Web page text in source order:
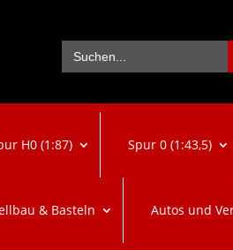
Search
for:
H0 (1:87) Spur 0 (1:43,5)
& Basteln Autos und